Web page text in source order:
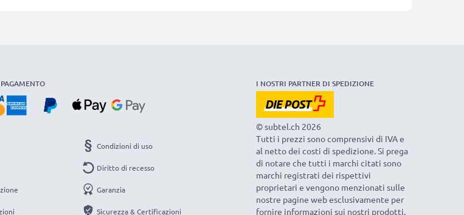
Condizioni di uso
Diritto di recesso
Garanzia
Sicurezza & Certificazioni
I NOSTRI PARTNER DI SPEDIZIONE
© subtel.ch 2026
Tutti i prezzi sono comprensivi di IVA e
al netto dei costi di spedizione. Si prega
di notare che tutti i marchi citati sono
marchi registrati dei rispettivi
proprietari e vengono menzionati sulle
nostre pagine web esclusivamente per
fornire informazioni sui nostri prodotti.